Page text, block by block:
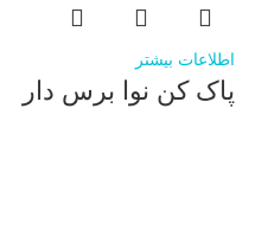
اطلاعات بیشتر
پاک کن نوا برس دار